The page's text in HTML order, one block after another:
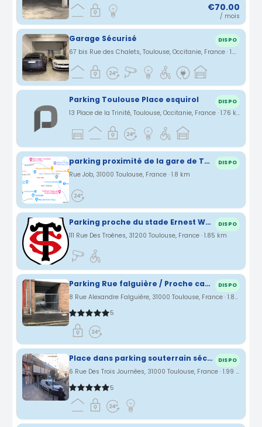
€70.00
/ mois
Garage Sécurisé DISPO
67 bis Rue des Chalets, Toulouse, Occitanie, France · 1.57 km
Parking Toulouse Place esquirol DISPO
13 Place de la Trinité, Toulouse, Occitanie, France · 1.76 km
parking proximité de la gare de TOULOUSE DISPO
Rue Job, 31000 Toulouse, France · 1.8 km
Parking proche du stade Ernest Wallon DISPO
111 Rue Des Troènes, 31200 Toulouse, France · 1.85 km
Parking Rue falguière / Proche capitole / Marché DISPO
8 Rue Alexandre Falguière, 31000 Toulouse, France · 1.86 km
5
Place dans parking souterrain sécurisé - Toulouse Wilson DISPO
6 Rue Des Trois Journées, 31000 Toulouse, France · 1.99 km
5